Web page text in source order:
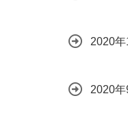
2020年
2020年